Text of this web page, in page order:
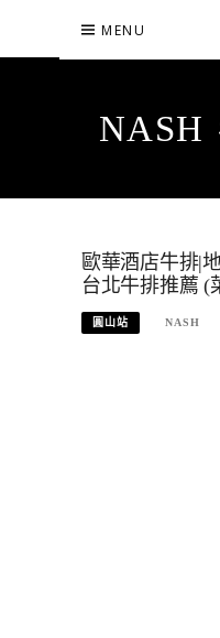
content
MENU
NASH
歐華酒店牛排|
台北牛排推薦 (
圓山站 NASH